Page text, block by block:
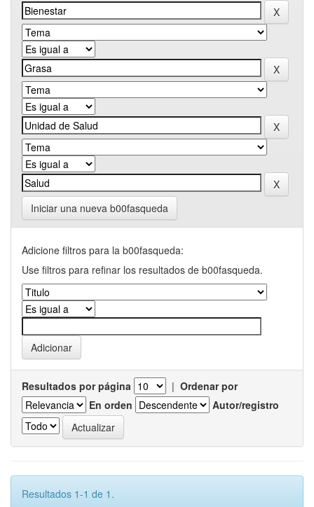
Iniciar una nueva b00fasqueda
Adicione filtros para la b00fasqueda:
Use filtros para refinar los resultados de b00fasqueda.
Resultados por página | Ordenar por
En orden
Autor/registro
Resultados 1-1 de 1.